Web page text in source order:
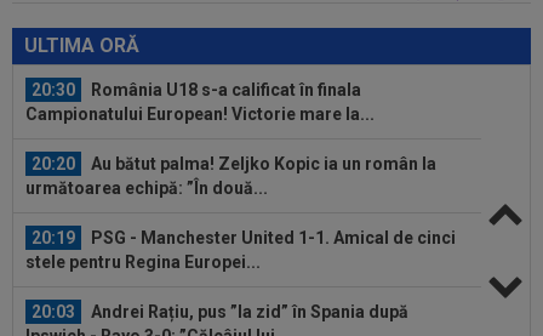
ULTIMA ORĂ
Campionatului European! Victorie mare la...
20:20
Au bătut palma! Zeljko Kopic ia un român la
următoarea echipă: ”În două...
20:19
PSG - Manchester United 1-1. Amical de cinci
stele pentru Regina Europei...
20:03
Andrei Rațiu, pus ”la zid” în Spania după
Ipswich - Rayo 3-0: ”Călcâiul lui...
20:01
Cel mai bogat om din Ucraina i-a zis în față